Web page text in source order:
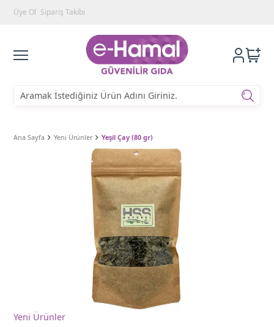
Üye Ol Sipariş Takibi
Ana Sayfa Yeni Ürünler Yeşil Çay (80 gr)
Yeni Ürünler